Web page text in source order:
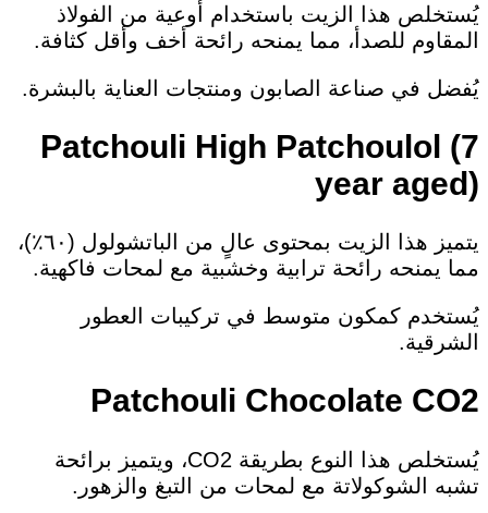
يُستخلص هذا الزيت باستخدام أوعية من الفولاذ
المقاوم للصدأ، مما يمنحه رائحة أخف وأقل كثافة.
يُفضل في صناعة الصابون ومنتجات العناية بالبشرة.
Patchouli High Patchoulol (7
year aged)
يتميز هذا الزيت بمحتوى عالٍ من الباتشولول (٦٠٪)،
مما يمنحه رائحة ترابية وخشبية مع لمحات فاكهية.
يُستخدم كمكون متوسط في تركيبات العطور
الشرقية.
Patchouli Chocolate CO2
يُستخلص هذا النوع بطريقة CO2، ويتميز برائحة
تشبه الشوكولاتة مع لمحات من التبغ والزهور.